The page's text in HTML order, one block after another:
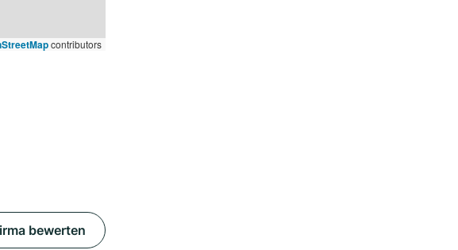
contributors
bewerten